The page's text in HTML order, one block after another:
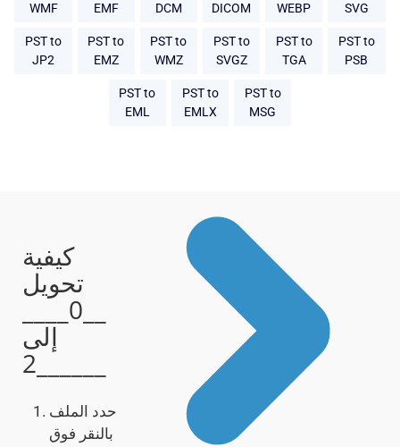
WMF
EMF
DCM
DICOM
WEBP
SVG
PST to
JP2
PST to
EMZ
PST to
WMZ
PST to
SVGZ
PST to
TGA
PST to
PSB
PST to
EML
PST to
EMLX
PST to
MSG
كيفية
تحويل
__0____
إلى
حدد الملف
بالنقر فوق